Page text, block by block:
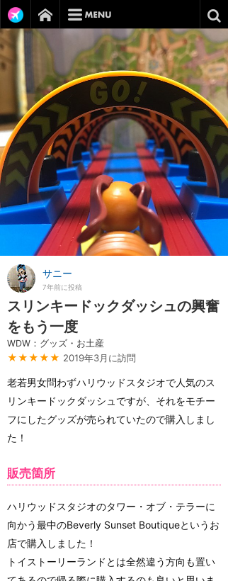
サニー
7年前に投稿
スリンキードックダッシュの興奮
をもう一度
WDW：グッズ・お土産
★★★★★ 2019年3月に訪問
老若男女問わずハリウッドスタジオで人気のス
リンキードックダッシュですが、それをモチー
フにしたグッズが売られていたので購入しまし
た！
販売箇所
ハリウッドスタジオのタワー・オブ・テラーに
向かう最中のBeverly Sunset Boutiqueというお
店で購入しました！
トイストーリーランドとは全然違う方向も置い